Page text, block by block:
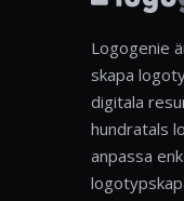
Logogenie
skapa
digitala
hundratals
anpassa